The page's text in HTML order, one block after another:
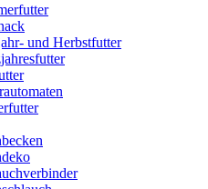
und Herbstfutter